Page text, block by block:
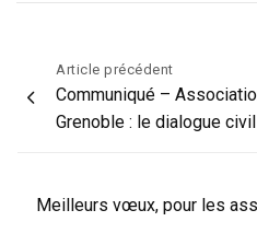
Navigation
de
l’article
Article précédent
Communiqué –
Grenoble : le dialogue
Meilleurs vœux, pour les